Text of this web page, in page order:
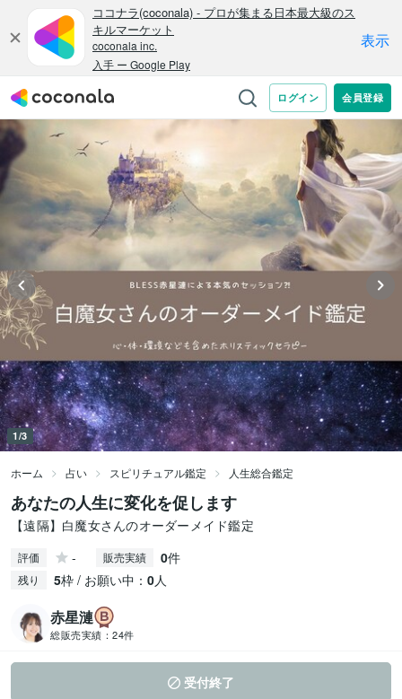
1/3
ホーム 占い スピリチュアル鑑定 人生総合鑑定
あなたの人生に変化を促します
【遠隔】白魔女さんのオーダーメイド鑑定
評価 - 販売実績 0件
残り 5枠 / お願い中： 0人
赤星漣
総販売実績： 24件
受付終了